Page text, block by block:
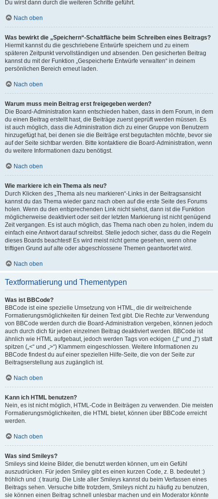
Du wirst dann durch die weiteren Schritte geführt.
Nach oben
Was bewirkt die „Speichern“-Schaltfläche beim Schreiben eines Beitrags?
Hiermit kannst du die geschriebene Entwürfe speichern und zu einem
späteren Zeitpunkt vervollständigen und absenden. Den gesicherten Beitrag
kannst du mit der Funktion „Gespeicherte Entwürfe verwalten“ in deinem
persönlichen Bereich erneut laden.
Nach oben
Warum muss mein Beitrag erst freigegeben werden?
Die Board-Administration kann entschieden haben, dass in dem Forum, in dem
du einen Beitrag erstellt hast, die Beiträge zuerst geprüft werden müssen. Es
ist auch möglich, dass die Administration dich zu einer Gruppe von Benutzern
hinzugefügt hat, bei denen sie die Beiträge erst begutachten möchte, bevor sie
auf der Seite sichtbar werden. Bitte kontaktiere die Board-Administration, wenn
du weitere Informationen dazu benötigst.
Nach oben
Wie markiere ich ein Thema als neu?
Durch Klicken des „Thema als neu markieren“-Links in der Beitragsansicht
kannst du das Thema wieder ganz nach oben auf die erste Seite des Forums
holen. Wenn du den entsprechenden Link nicht siehst, dann ist die Funktion
möglicherweise deaktiviert oder seit der letzten Markierung ist nicht genügend
Zeit vergangen. Es ist auch möglich, das Thema nach oben zu holen, indem du
einfach eine Antwort darauf schreibst. Stelle jedoch sicher, dass du die Regeln
dieses Boards beachtest! Es wird meist nicht gerne gesehen, wenn ohne
triftigen Grund auf alte oder abgeschlossene Themen geantwortet wird.
Nach oben
Textformatierung und Thementypen
Was ist BBCode?
BBCode ist eine spezielle Umsetzung von HTML, die dir weitreichende
Formatierungsmöglichkeiten für deinen Text gibt. Die Rechte zur Verwendung
von BBCode werden durch die Board-Administration vergeben, können jedoch
auch durch dich für jeden einzelnen Beitrag deaktiviert werden. BBCode ist
ähnlich wie HTML aufgebaut, jedoch werden Tags von eckigen („[“ und „]“) statt
spitzen („<“ und „>“) Klammern eingeschlossen. Weitere Informationen zu
BBCode findest du auf einer speziellen Hilfe-Seite, die von der Seite zur
Beitragserstellung aus zugänglich ist.
Nach oben
Kann ich HTML benutzen?
Nein, es ist nicht möglich, HTML-Code in Beiträgen zu verwenden. Die meisten
Formatierungsmöglichkeiten, die HTML bietet, können über BBCode erreicht
werden.
Nach oben
Was sind Smileys?
Smileys sind kleine Bilder, die benutzt werden können, um ein Gefühl
auszudrücken. Für jeden Smiley gibt es einen kurzen Code, z. B. bedeutet :)
fröhlich und :( traurig. Die Liste aller Smileys kannst du beim Verfassen eines
Beitrags sehen. Versuche bitte trotzdem, Smileys nicht zu häufig zu benutzen,
sie können einen Beitrag schnell unlesbar machen und ein Moderator könnte